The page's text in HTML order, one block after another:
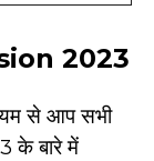
2023
से आप सभी
के बारे में